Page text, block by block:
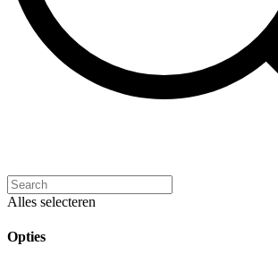
Alles selecteren
Opties